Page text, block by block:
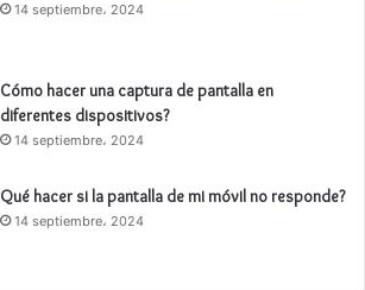
14 septiembre، 2024
Cómo hacer una captura de pantalla en
diferentes dispositivos?
14 septiembre، 2024
Qué hacer si la pantalla de mi móvil no responde?
14 septiembre، 2024